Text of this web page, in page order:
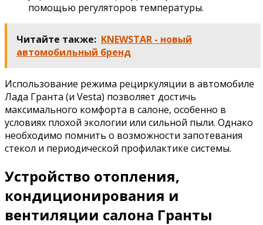
помощью регуляторов температуры.
Читайте также: KNEWSTAR - новый
автомобильный бренд
Использование режима рециркуляции в автомобиле
Лада Гранта (и Vesta) позволяет достичь
максимального комфорта в салоне, особенно в
условиях плохой экологии или сильной пыли. Однако
необходимо помнить о возможности запотевания
стекол и периодической профилактике системы.
Устройство отопления,
кондиционирования и
вентиляции салона Гранты